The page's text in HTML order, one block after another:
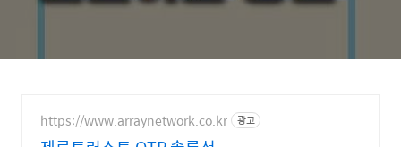
https://www.arraynetwork.co.kr 광고